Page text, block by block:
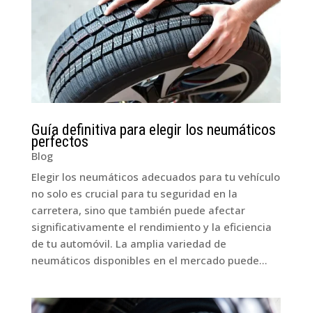
Guía definitiva para elegir los neumáticos
perfectos
Blog
Elegir los neumáticos adecuados para tu vehículo
no solo es crucial para tu seguridad en la
carretera, sino que también puede afectar
significativamente el rendimiento y la eficiencia
de tu automóvil. La amplia variedad de
neumáticos disponibles en el mercado puede...